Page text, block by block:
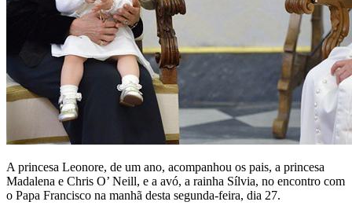
A princesa Leonore, de um ano, acompanhou os pais, a princesa
Madalena e Chris O’ Neill, e a avó, a rainha Sílvia, no encontro com
o Papa Francisco na manhã desta segunda-feira, dia 27.